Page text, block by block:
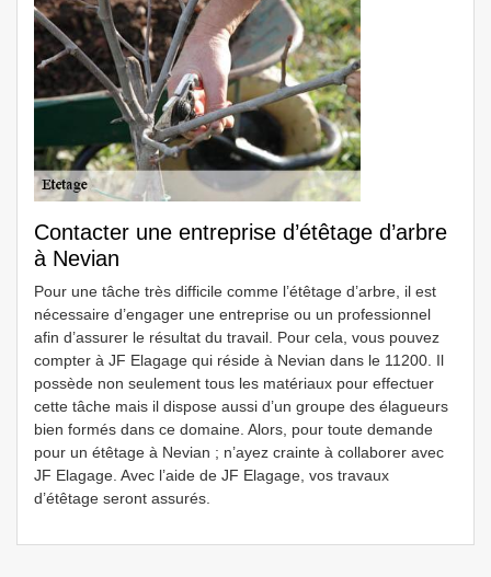
Contacter une entreprise d’étêtage d’arbre
à Nevian
Pour une tâche très difficile comme l’étêtage d’arbre, il est
nécessaire d’engager une entreprise ou un professionnel
afin d’assurer le résultat du travail. Pour cela, vous pouvez
compter à JF Elagage qui réside à Nevian dans le 11200. Il
possède non seulement tous les matériaux pour effectuer
cette tâche mais il dispose aussi d’un groupe des élagueurs
bien formés dans ce domaine. Alors, pour toute demande
pour un étêtage à Nevian ; n’ayez crainte à collaborer avec
JF Elagage. Avec l’aide de JF Elagage, vos travaux
d’étêtage seront assurés.